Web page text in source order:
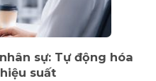
sự: Tự động hóa
suất